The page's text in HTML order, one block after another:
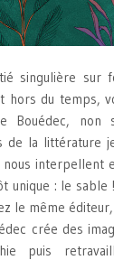
singulière sur
hors du temps,
Bouédec, non
de la littérature
interpellent
unique : le sable
le même
crée des
puis